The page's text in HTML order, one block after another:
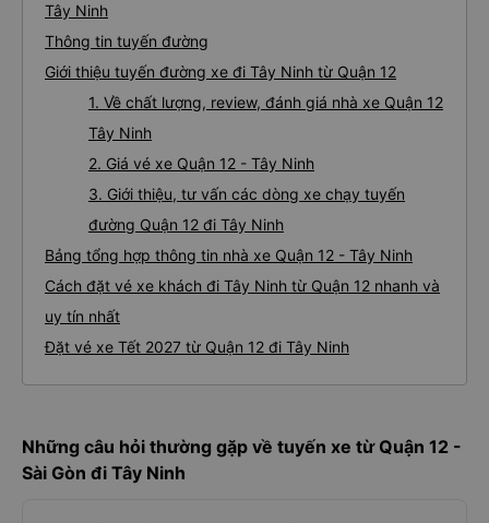
Tây Ninh
Thông tin tuyến đường
Giới thiệu tuyến đường xe đi Tây Ninh từ Quận 12
1. Về chất lượng, review, đánh giá nhà xe Quận 12
Tây Ninh
2. Giá vé xe Quận 12 - Tây Ninh
3. Giới thiệu, tư vấn các dòng xe chạy tuyến
đường Quận 12 đi Tây Ninh
Bảng tổng hợp thông tin nhà xe Quận 12 - Tây Ninh
Cách đặt vé xe khách đi Tây Ninh từ Quận 12 nhanh và
uy tín nhất
Đặt vé xe Tết 2027 từ Quận 12 đi Tây Ninh
Những câu hỏi thường gặp về tuyến xe từ Quận 12 -
Sài Gòn đi Tây Ninh